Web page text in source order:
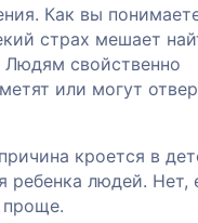
Как вы
страх мешает
свойственно
или могут
кроется в
ребенка людей. Нет,
проще.